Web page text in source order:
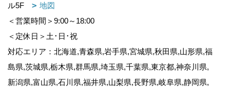
ル5F
地図
＜営業時間＞9:00～18:00
＜定休日＞土･日･祝
対応エリア：北海道,青森県,岩手県,宮城県,秋田県,山形県,福
島県,茨城県,栃木県,群馬県,埼玉県,千葉県,東京都,神奈川県,
新潟県,富山県,石川県,福井県,山梨県,長野県,岐阜県,静岡県,